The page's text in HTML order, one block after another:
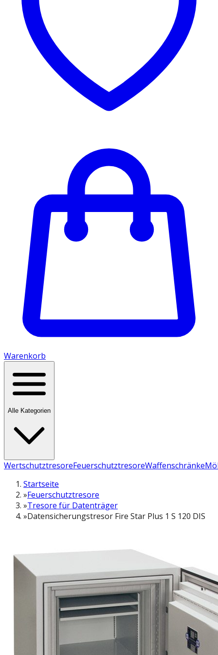
Warenkorb
Alle Kategorien
WertschutztresoreFeuerschutztresoreWaffenschränke
Startseite
»Feuerschutztresore
»Tresore für Datenträger
»Datensicherungstresor Fire Star Plus 1 S 120 DIS